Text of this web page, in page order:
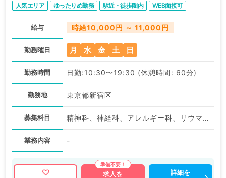
人気エリア ゆったりめ勤務 駅近・徒歩圏内 WEB面接可
給与 時給10,000円 ～ 11,000円
勤務曜日 月 水 金 土 日
勤務時間 日勤:10:30〜19:30 (休憩時間: 60分)
勤務地 東京都新宿区
募集科目 精神科、神経科、アレルギー科、リウマチ科、小児科、皮膚科、産婦人科、産科、婦人科、眼科、耳鼻咽喉科、気管食道科、放射線科、リハビリテーション科、麻酔科、ペインクリニック、人工透析科、緩和ケア科、一般内科、外科系全般、一般外科、総合診療科、美容皮膚科、健診・人間ドック、救急科・ＩＣＵ、病理科、基礎医学系、その他、産業医、科目不問
業務内容 -
求人を
詳細を